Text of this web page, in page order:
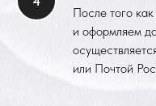
После того
и оформляем
или Почтой